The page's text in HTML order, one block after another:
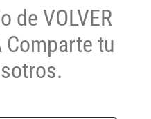
de VOLVER
Comparte tu